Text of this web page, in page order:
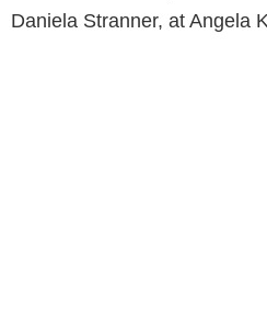
Daniela Stranner, at Angela